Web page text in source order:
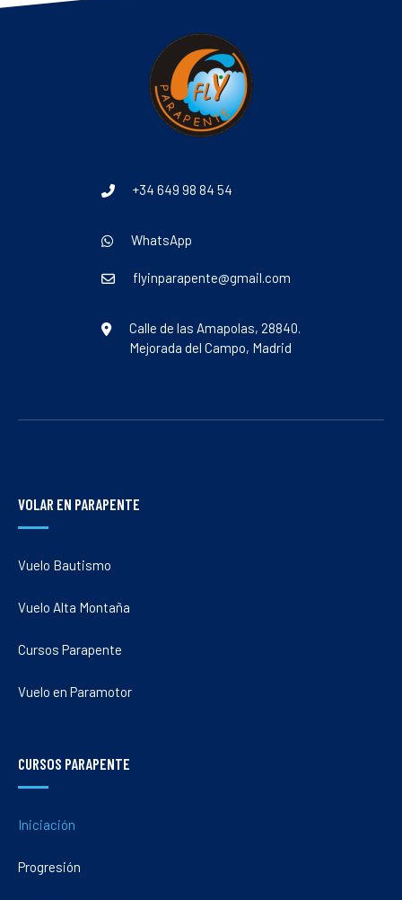
+34 649 98 84 54
WhatsApp
flyinparapente@gmail.com
Calle de las Amapolas, 28840.
Mejorada del Campo, Madrid
VOLAR EN PARAPENTE
Vuelo Bautismo
Vuelo Alta Montaña
Cursos Parapente
Vuelo en Paramotor
CURSOS PARAPENTE
Iniciación
Progresión